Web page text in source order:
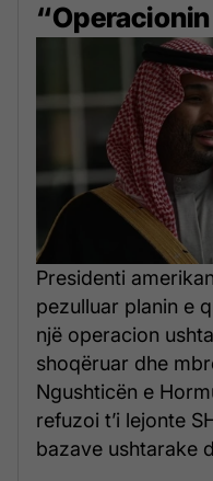
Presidenti
pezulluar planin e
një operacion
shoqëruar dhe
Ngushticën e
refuzoi t’i lejonte
bazave ushtarake